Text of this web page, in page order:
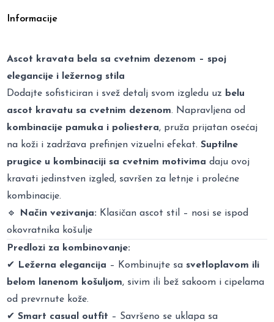
Informacije
Ascot kravata bela sa cvetnim dezenom – spoj
elegancije i ležernog stila
Dodajte sofisticiran i svež detalj svom izgledu uz belu
ascot kravatu sa cvetnim dezenom. Napravljena od
kombinacije pamuka i poliestera, pruža prijatan osećaj
na koži i zadržava prefinjen vizuelni efekat.Suptilne
prugice u kombinaciji sa cvetnim motivima daju ovoj
kravati jedinstven izgled, savršen za letnje i prolećne
kombinacije.
🔹
Način vezivanja: Klasičan ascot stil – nosi se ispod
okovratnika košulje
Predlozi za kombinovanje:
✔
Ležerna elegancija – Kombinujte sasvetloplavom ili
belom lanenom košuljom, sivim ili bež sakoom i cipelama
od prevrnute kože.
✔Smart casual outfit – Savršeno se uklapa sa